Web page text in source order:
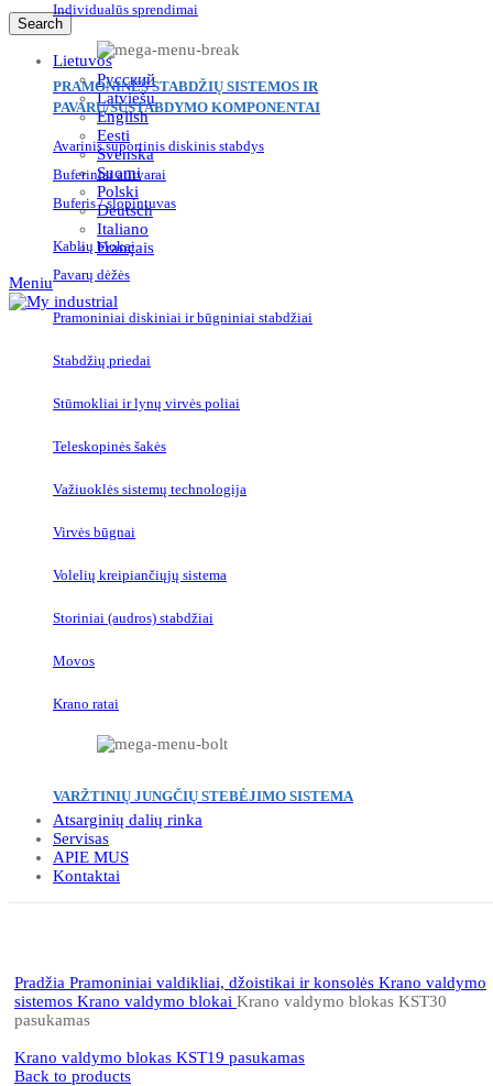
Search
Lietuvos
Русский
Latviešu
English
Eesti
Svenska
Suomi
Polski
Deutsch
Italiano
Français
Meniu
Individualūs sprendimai
PRAMONINĖS STABDŽIŲ SISTEMOS IR
PAVARŲ/SUSTABDYMO KOMPONENTAI
Avarinis suportinis diskinis stabdys
Buferiniai atitvarai
Buferis / slopintuvas
Kablių blokai
Pavarų dėžės
Pramoniniai diskiniai ir būgniniai stabdžiai
Stabdžių priedai
Stūmokliai ir lynų virvės poliai
Teleskopinės šakės
Važiuoklės sistemų technologija
Virvės būgnai
Volelių kreipiančiųjų sistema
Storiniai (audros) stabdžiai
Movos
Krano ratai
VARŽTINIŲ JUNGČIŲ STEBĖJIMO SISTEMA
Atsarginių dalių rinka
Servisas
APIE MUS
Kontaktai
Pradžia Pramoniniai valdikliai, džoistikai ir konsolės Krano valdymo
sistemos Krano valdymo blokai Krano valdymo blokas KST30
pasukamas
Krano valdymo blokas KST19 pasukamas
Back to products